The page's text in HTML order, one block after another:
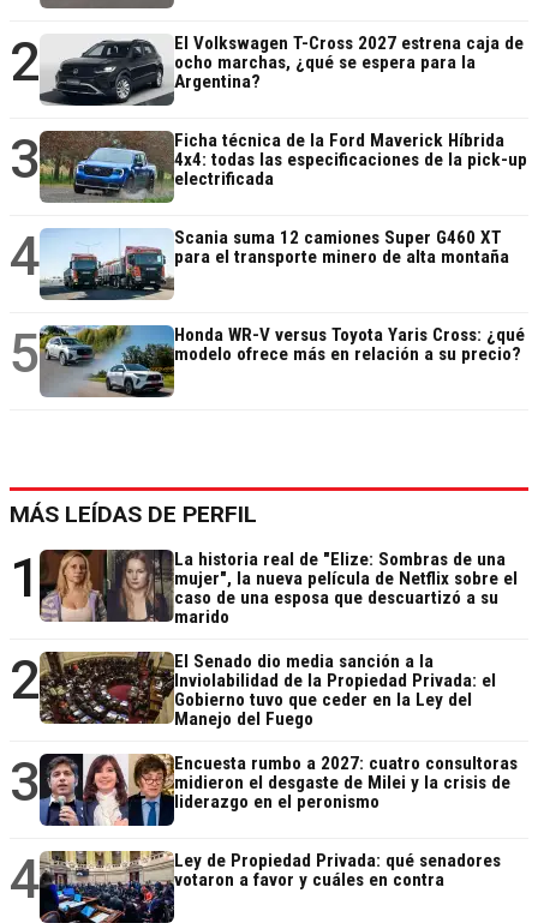
2
El Volkswagen T-Cross 2027 estrena caja de
ocho marchas, ¿qué se espera para la
Argentina?
3
Ficha técnica de la Ford Maverick Híbrida
4x4: todas las especificaciones de la pick-up
electrificada
4
Scania suma 12 camiones Super G460 XT
para el transporte minero de alta montaña
5
Honda WR-V versus Toyota Yaris Cross: ¿qué
modelo ofrece más en relación a su precio?
MÁS LEÍDAS DE PERFIL
1
La historia real de "Elize: Sombras de una
mujer", la nueva película de Netflix sobre el
caso de una esposa que descuartizó a su
marido
2
El Senado dio media sanción a la
Inviolabilidad de la Propiedad Privada: el
Gobierno tuvo que ceder en la Ley del
Manejo del Fuego
3
Encuesta rumbo a 2027: cuatro consultoras
midieron el desgaste de Milei y la crisis de
liderazgo en el peronismo
4
Ley de Propiedad Privada: qué senadores
votaron a favor y cuáles en contra